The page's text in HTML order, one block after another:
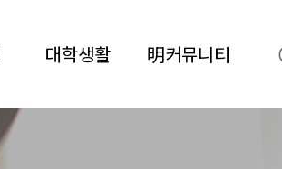
대학생활 明커뮤니티